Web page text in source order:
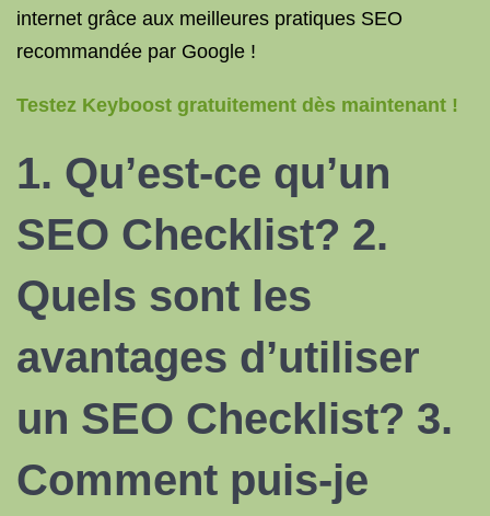
internet grâce aux meilleures pratiques SEO
recommandée par Google !
Testez Keyboost gratuitement dès maintenant !
1. Qu’est-ce qu’un
SEO Checklist? 2.
Quels sont les
avantages d’utiliser
un SEO Checklist? 3.
Comment puis-je